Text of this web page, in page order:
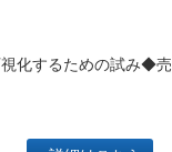
化するための試み◆売